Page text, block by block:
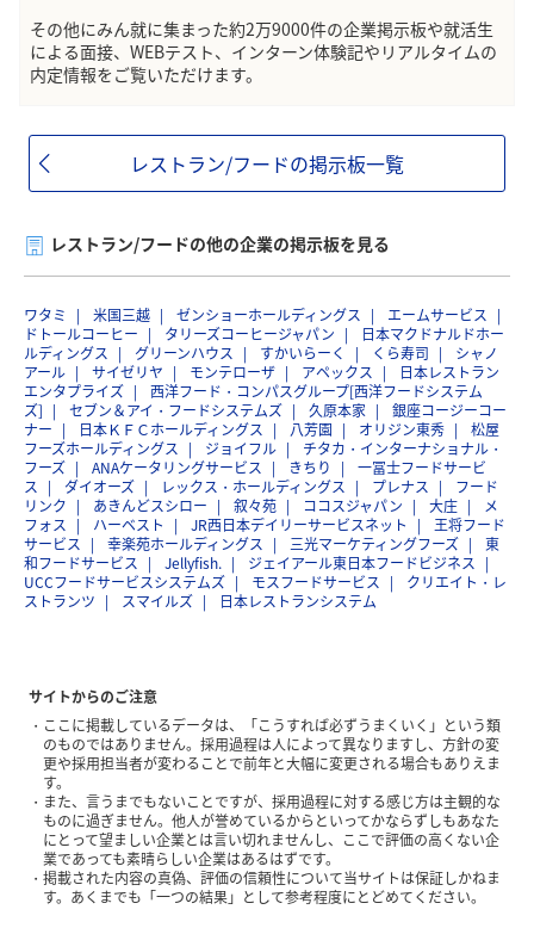
その他にみん就に集まった約2万9000件の企業掲示板や就活生
による面接、WEBテスト、インターン体験記やリアルタイムの
内定情報をご覧いただけます。
レストラン/フードの掲示板一覧
レストラン/フードの他の企業の掲示板を見る
ワタミ 米国三越 ゼンショーホールディングス
エームサービス
ドトールコーヒー
タリーズコーヒージャパン
日本マクドナルドホー
ルディングス
グリーンハウス すかいらーく くら寿司
シャノ
アール
サイゼリヤ モンテローザ アペックス
日本レストラン
エンタプライズ
西洋フード・コンパスグループ[西洋フードシステム
ズ]
セブン＆アイ・フードシステムズ 久原本家
銀座コージーコー
ナー
日本ＫＦＣホールディングス 八芳園 オリジン東秀
松屋
フーズホールディングス
ジョイフル
チタカ・インターナショナル・
フーズ
ANAケータリングサービス きちり
一冨士フードサービ
ス
ダイオーズ レックス・ホールディングス プレナス
フード
リンク
あきんどスシロー 叙々苑 ココスジャパン 大庄
メ
フォス
ハーベスト JR西日本デイリーサービスネット
王将フード
サービス
幸楽苑ホールディングス 三光マーケティングフーズ
東
和フードサービス
Jellyfish.
ジェイアール東日本フードビジネス
UCCフードサービスシステムズ
モスフードサービス
クリエイト・レ
ストランツ
スマイルズ 日本レストランシステム
サイトからのご注意
ここに掲載しているデータは、「こうすれば必ずうまくいく」という類
のものではありません。採用過程は人によって異なりますし、方針の変
更や採用担当者が変わることで前年と大幅に変更される場合もありえま
す。
また、言うまでもないことですが、採用過程に対する感じ方は主観的な
ものに過ぎません。他人が誉めているからといってかならずしもあなた
にとって望ましい企業とは言い切れませんし、ここで評価の高くない企
業であっても素晴らしい企業はあるはずです。
掲載された内容の真偽、評価の信頼性について当サイトは保証しかねま
す。あくまでも「一つの結果」として参考程度にとどめてください。